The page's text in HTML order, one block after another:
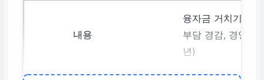
융자금 거치기간
부담 경감, 경영
년)